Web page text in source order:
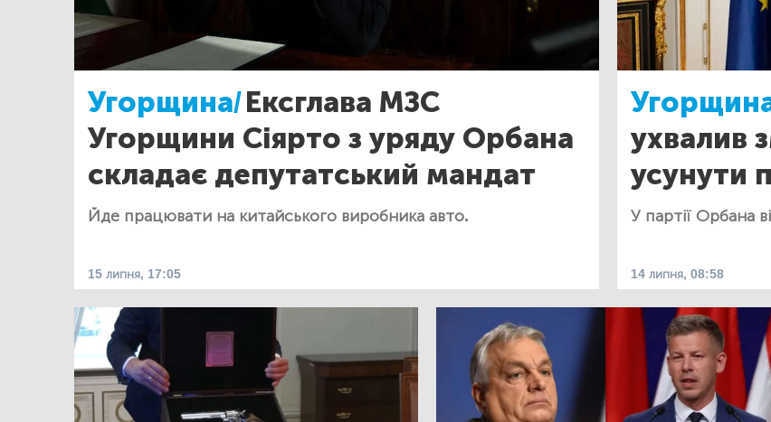
Угорщина/Ексглава МЗС
Угорщини Сіярто з уряду Орбана
складає депутатський мандат
Йде працювати на китайського виробника авто.
15 липня, 17:05
ухвалив
усунути
У партії Орбана
14 липня, 08:58